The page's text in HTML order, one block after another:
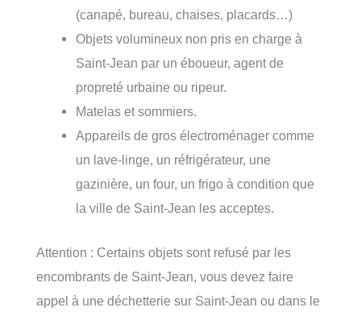
(canapé, bureau, chaises, placards…)
Objets volumineux non pris en charge à
Saint-Jean par un éboueur, agent de
propreté urbaine ou ripeur.
Matelas et sommiers.
Appareils de gros électroménager comme
un lave-linge, un réfrigérateur, une
gazinière, un four, un frigo à condition que
la ville de Saint-Jean les acceptes.
Attention : Certains objets sont refusé par les
encombrants de Saint-Jean, vous devez faire
appel à une déchetterie sur Saint-Jean ou dans le